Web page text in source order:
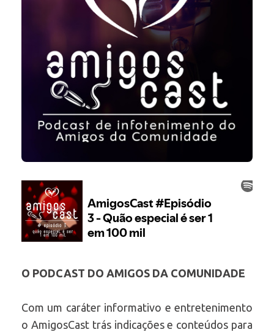
O PODCAST DO AMIGOS DA COMUNIDADE
Com um caráter informativo e entretenimento
o AmigosCast trás indicações e conteúdos para